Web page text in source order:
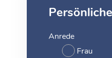
Anrede
Frau